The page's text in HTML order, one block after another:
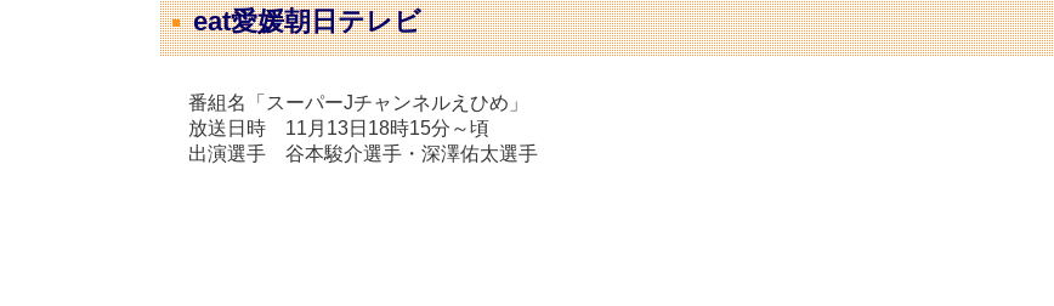
eat愛媛朝日テレビ
番組名「スーパーJチャンネルえひめ」
放送日時 11月13日18時15分～頃
出演選手 谷本駿介選手・深澤佑太選手